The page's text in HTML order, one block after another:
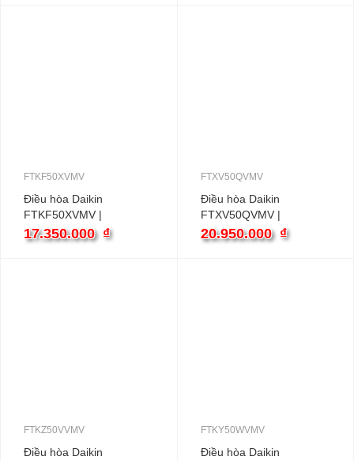
FTKF50XVMV
Điều hòa Daikin
FTKF50XVMV |
18000BTU 1 chiều
inverter
17.350.000 ₫
FTXV50QVMV
Điều hòa Daikin
FTXV50QVMV |
18000BTU 2 chiều
inverter
20.950.000 ₫
FTKZ50VVMV
Điều hòa Daikin
FTKY50WVMV
Điều hòa Daikin